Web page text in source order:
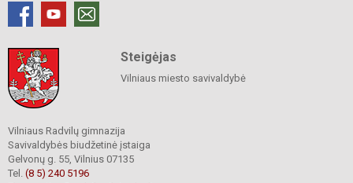
Steigėjas
Vilniaus miesto savivaldybė
Vilniaus Radvilų gimnazija
Savivaldybės biudžetinė įstaiga
Gelvonų g. 55, Vilnius 07135
Tel. (8 5) 240 5196